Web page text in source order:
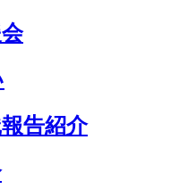
告紹介